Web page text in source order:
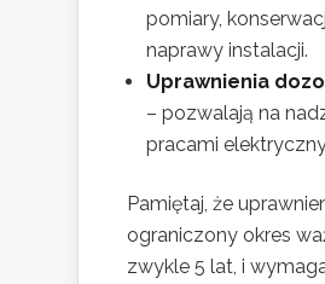
pomiary,
naprawy instalacji.
Uprawnienia
– pozwalają na
pracami
Pamiętaj, że
ograniczony okres
zwykle 5 lat, i